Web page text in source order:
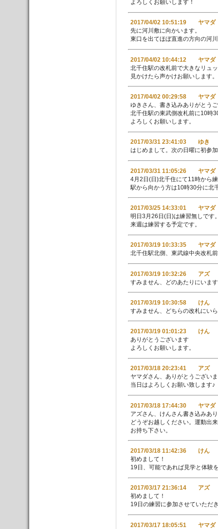
よろしくお願いします！
2017/04/02 10:51:19 ヤマダ
先に河川敷に向かいます。
東口を出てほぼ直進の方向の河
2017/04/02 10:44:12 ヤマダ
北千住駅の改札前で大きなリュ
見かけたら声かけお願いします。
2017/04/02 00:29:58 ヤマダ
ゆきさん、書き込みありがとう
北千住駅の東武側改札前に10時
よろしくお願いします。
2017/03/31 23:41:03 ゆき
はじめまして。次の日曜に初参
2017/03/31 11:05:26 ヤマダ
4月2日(日)北千住にて11時から
駅から向かう方は10時30分に北
2017/03/25 14:33:01 ヤマダ
明日3月26日(日)は練習無しです
来週は練習する予定です。
2017/03/19 10:33:35 ヤマダ
北千住駅北側、東武線中央改札
2017/03/19 10:32:26 アズ
すみません、どのあたりにいま
2017/03/19 10:30:58 けん
すみません、どちらの改札にい
2017/03/19 01:01:23 けん
ありがとうございます
よろしくお願いします。
2017/03/18 20:23:41 アズ
ヤマダさん、ありがとうござい
当日はよろしくお願い致します♪
2017/03/18 17:44:30 ヤマダ
アズさん、けんさん書き込みあ
どうぞお越しください。運動出
お持ち下さい。
2017/03/18 11:42:36 けん
初めまして！
19日、可能であれば見学と体験
2017/03/17 21:36:14 アズ
初めまして！
19日の練習に参加させていただ
2017/03/17 18:05:51 ヤマダ